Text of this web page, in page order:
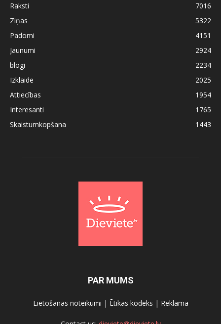
Raksti
7016
Ziņas
5322
Padomi
4151
Jaunumi
2924
blogi
2234
Izklaide
2025
Attiecības
1954
Interesanti
1765
Skaistumkopšana
1443
PAR MUMS
Lietošanas noteikumi | Ētikas kodeks | Reklāma